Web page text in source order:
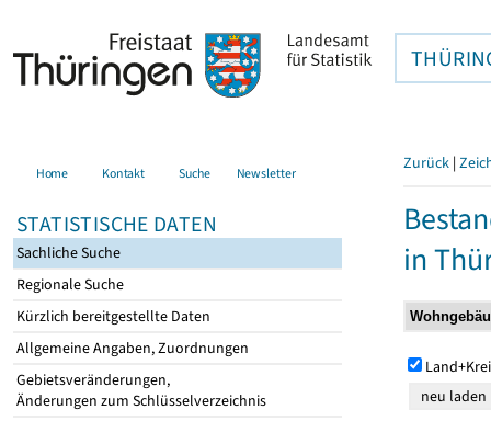
Home Kontakt Suche Newsletter
STATISTISCHE DATEN
Sachliche Suche
Regionale Suche
Kürzlich bereitgestellte Daten
Allgemeine Angaben, Zuordnungen
Gebietsveränderungen,
Änderungen zum Schlüsselverzeichnis
Zurück |
in